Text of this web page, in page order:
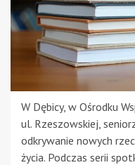
W Dębicy, w Ośrodku
ul. Rzeszowskiej,
odkrywanie nowych
życia. Podczas serii